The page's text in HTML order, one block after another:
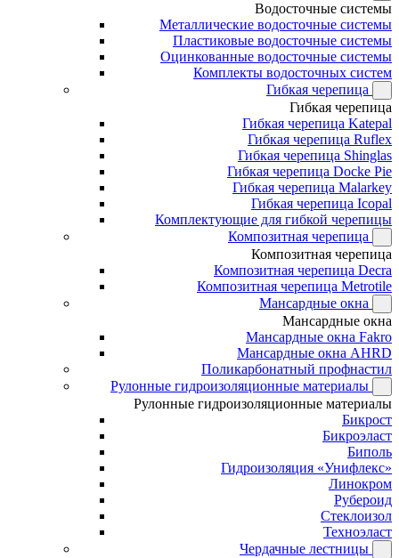
Водосточные системы
Металлические водосточные системы
Пластиковые водосточные системы
Оцинкованные водосточные системы
Комплекты водосточных систем
Гибкая черепица
Гибкая черепица
Гибкая черепица Katepal
Гибкая черепица Ruflex
Гибкая черепица Shinglas
Гибкая черепица Docke Pie
Гибкая черепица Malarkey
Гибкая черепица Icopal
Комплектующие для гибкой черепицы
Композитная черепица
Композитная черепица
Композитная черепица Decra
Композитная черепица Metrotile
Мансардные окна
Мансардные окна
Мансардные окна Fakro
Мансардные окна AHRD
Поликарбонатный профнастил
Рулонные гидроизоляционные материалы
Рулонные гидроизоляционные материалы
Бикрост
Бикроэласт
Биполь
Гидроизоляция «Унифлекс»
Линокром
Рубероид
Стеклоизол
Техноэласт
Чердачные лестницы